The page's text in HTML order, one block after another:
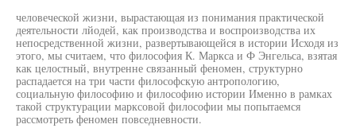
человеческой жизни, вырастающая из понимания практической
деятельности лйодей, как производства и воспроизводства их
непосредственной жизни, развертывающейся в истории Исходя из
этого, мы считаем, что философия К. Маркса и Ф Энгельса, взятая
как целостный, внутренне связанный феномен, структурно
распадается на три части философскую антропологию,
социальную философию и философию истории Именно в рамках
такой структурации марксовой философии мы попытаемся
рассмотреть феномен повседневности.